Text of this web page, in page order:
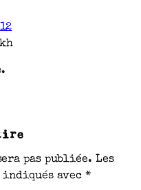
pas publiée. Les
indiqués avec*